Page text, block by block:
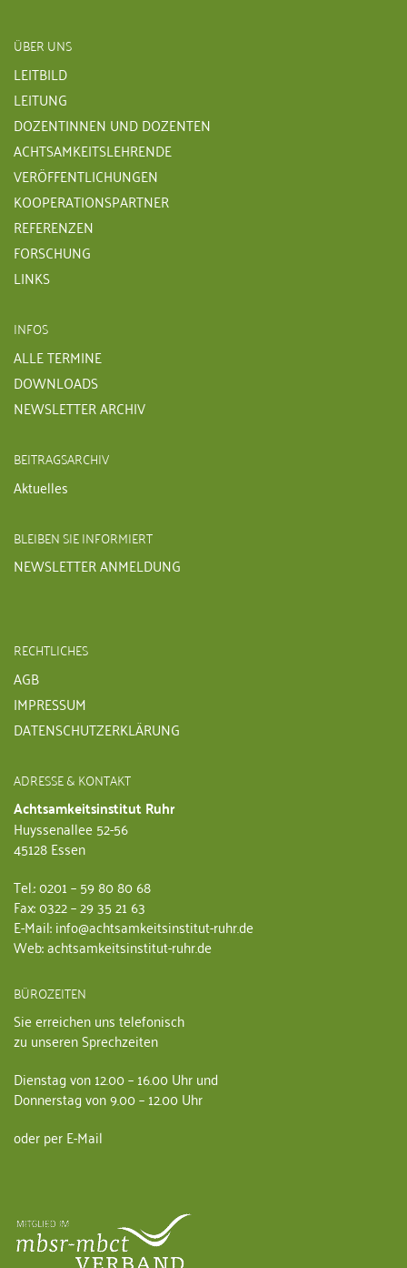
ÜBER UNS
LEITBILD
LEITUNG
DOZENTINNEN UND DOZENTEN
ACHTSAMKEITSLEHRENDE
VERÖFFENTLICHUNGEN
KOOPERATIONSPARTNER
REFERENZEN
FORSCHUNG
LINKS
INFOS
ALLE TERMINE
DOWNLOADS
NEWSLETTER ARCHIV
BEITRAGSARCHIV
Aktuelles
BLEIBEN SIE INFORMIERT
NEWSLETTER ANMELDUNG
RECHTLICHES
AGB
IMPRESSUM
DATENSCHUTZERKLÄRUNG
ADRESSE & KONTAKT
Achtsamkeitsinstitut Ruhr
Huyssenallee 52-56
45128 Essen
Tel.: 0201 – 59 80 80 68
Fax: 0322 – 29 35 21 63
E-Mail: info@achtsamkeitsinstitut-ruhr.de
Web: achtsamkeitsinstitut-ruhr.de
BÜROZEITEN
Sie erreichen uns telefonisch
zu unseren Sprechzeiten
Dienstag von 12.00 – 16.00 Uhr und
Donnerstag von 9.00 – 12.00 Uhr
oder per E-Mail